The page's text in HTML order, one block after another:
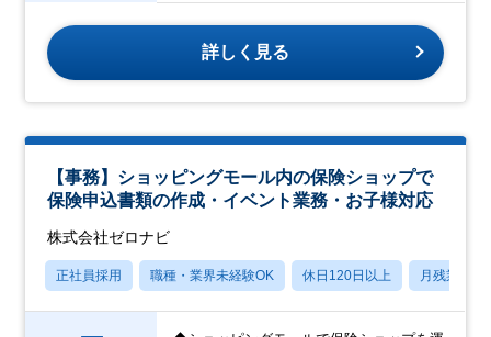
詳しく見る
【事務】ショッピングモール内の保険ショップで
保険申込書類の作成・イベント業務・お子様対応
株式会社ゼロナビ
正社員採用 職種・業界未経験OK 休日120日以上 月残業20